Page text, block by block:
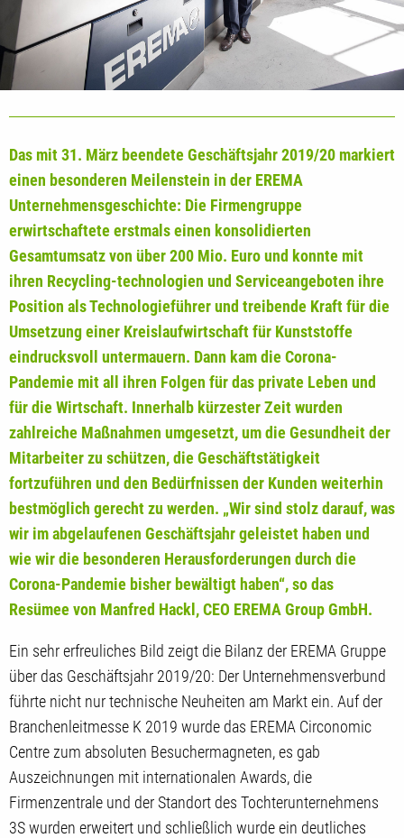
Das mit 31. März beendete Geschäftsjahr 2019/20 markiert
einen besonderen Meilenstein in der EREMA
Unternehmensgeschichte: Die Firmengruppe
erwirtschaftete erstmals einen konsolidierten
Gesamtumsatz von über 200 Mio. Euro und konnte mit
ihren Recycling-technologien und Serviceangeboten ihre
Position als Technologieführer und treibende Kraft für die
Umsetzung einer Kreislaufwirtschaft für Kunststoffe
eindrucksvoll untermauern. Dann kam die Corona-
Pandemie mit all ihren Folgen für das private Leben und
für die Wirtschaft. Innerhalb kürzester Zeit wurden
zahlreiche Maßnahmen umgesetzt, um die Gesundheit der
Mitarbeiter zu schützen, die Geschäftstätigkeit
fortzuführen und den Bedürfnissen der Kunden weiterhin
bestmöglich gerecht zu werden. „Wir sind stolz darauf, was
wir im abgelaufenen Geschäftsjahr geleistet haben und
wie wir die besonderen Herausforderungen durch die
Corona-Pandemie bisher bewältigt haben“, so das
Resümee von Manfred Hackl, CEO EREMA Group GmbH.
Ein sehr erfreuliches Bild zeigt die Bilanz der EREMA Gruppe
über das Geschäftsjahr 2019/20: Der Unternehmensverbund
führte nicht nur technische Neuheiten am Markt ein. Auf der
Branchenleitmesse K 2019 wurde das EREMA Circonomic
Centre zum absoluten Besuchermagneten, es gab
Auszeichnungen mit internationalen Awards, die
Firmenzentrale und der Standort des Tochterunternehmens
3S wurden erweitert und schließlich wurde ein deutliches